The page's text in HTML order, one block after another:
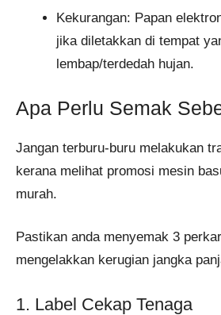
Kekurangan: Papan
jika diletakkan di tempat
lembap/terdedah hujan.
Apa Perlu Semak
Jangan terburu-buru melakukan
kerana melihat promosi mesin
murah.
Pastikan anda menyemak 3
mengelakkan kerugian jangka
1. Label Cekap Tenaga